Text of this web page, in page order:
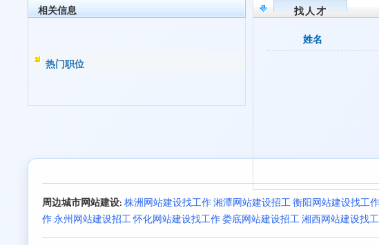
相关信息
热门职位
找人才
姓名
周边城市网站建设: 株洲网站建设找工作湘潭网站建设招工 衡阳网站建设找工作
作 永州网站建设招工 怀化网站建设找工作娄底网站建设招工 湘西网站建设找